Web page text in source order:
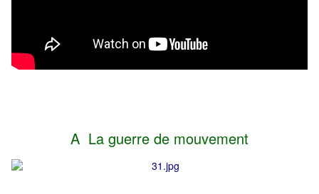
A La guerre de mouvement